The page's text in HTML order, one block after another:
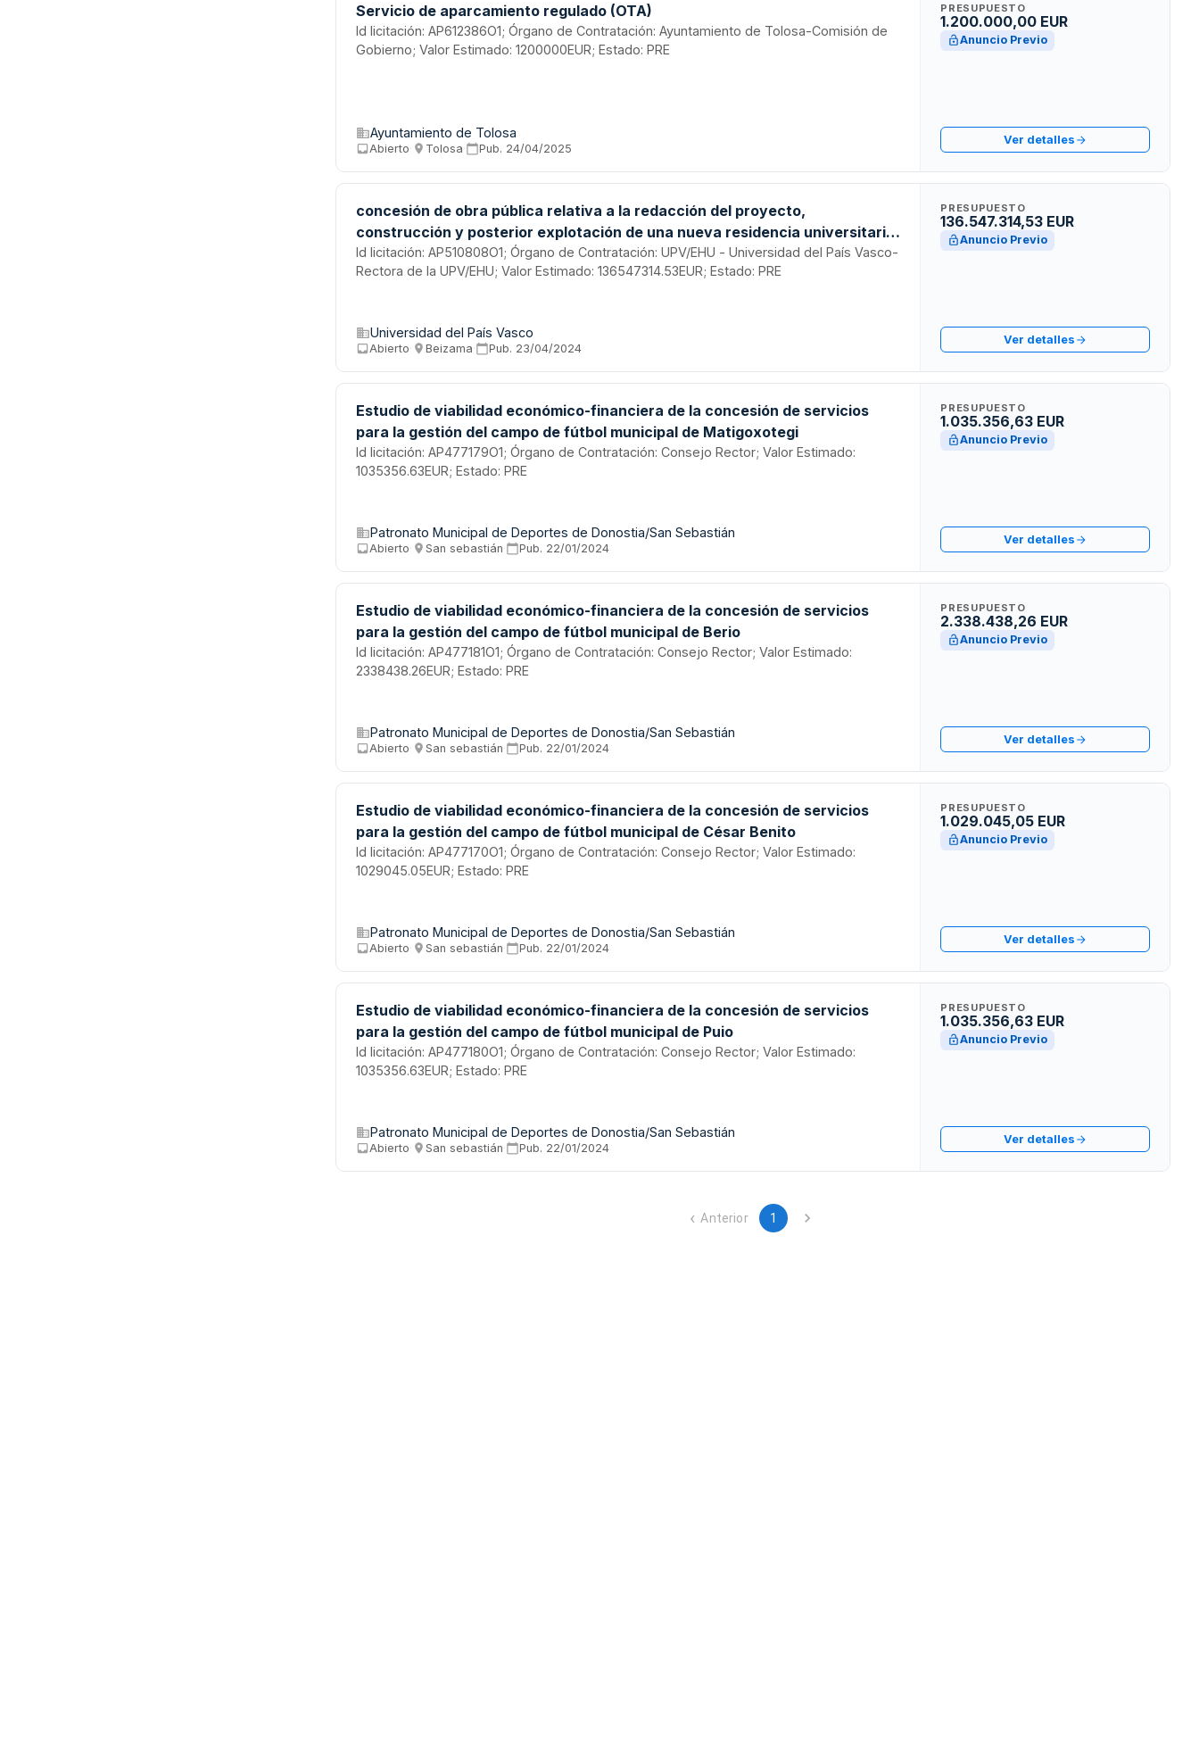
Servicio de aparcamiento regulado (OTA)
Id licitación: AP612386O1; Órgano de Contratación: Ayuntamiento de Tolosa-Comisión de
Gobierno; Valor Estimado: 1200000EUR; Estado: PRE
Ayuntamiento de Tolosa
Abierto· Tolosa· Pub. 24/04/2025
PRESUPUESTO
1.200.000,00 EUR
Anuncio Previo
Ver detalles
concesión de obra pública relativa a la redacción del proyecto,
construcción y posterior explotación de una nueva residencia universitaria
en el Campus de Gipuzkoa de la UPV/EHU.
Id licitación: AP510808O1; Órgano de Contratación: UPV/EHU - Universidad del País Vasco-
Rectora de la UPV/EHU; Valor Estimado: 136547314.53EUR; Estado: PRE
Universidad del País Vasco
Abierto· Beizama· Pub. 23/04/2024
PRESUPUESTO
136.547.314,53 EUR
Anuncio Previo
Ver detalles
Estudio de viabilidad económico-financiera de la concesión de servicios
para la gestión del campo de fútbol municipal de Matigoxotegi
Id licitación: AP477179O1; Órgano de Contratación: Consejo Rector; Valor Estimado:
1035356.63EUR; Estado: PRE
Patronato Municipal de Deportes de Donostia/San Sebastián
Abierto· San sebastián· Pub. 22/01/2024
PRESUPUESTO
1.035.356,63 EUR
Anuncio Previo
Ver detalles
Estudio de viabilidad económico-financiera de la concesión de servicios
para la gestión del campo de fútbol municipal de Berio
Id licitación: AP477181O1; Órgano de Contratación: Consejo Rector; Valor Estimado:
2338438.26EUR; Estado: PRE
Patronato Municipal de Deportes de Donostia/San Sebastián
Abierto· San sebastián· Pub. 22/01/2024
PRESUPUESTO
2.338.438,26 EUR
Anuncio Previo
Ver detalles
Estudio de viabilidad económico-financiera de la concesión de servicios
para la gestión del campo de fútbol municipal de César Benito
Id licitación: AP477170O1; Órgano de Contratación: Consejo Rector; Valor Estimado:
1029045.05EUR; Estado: PRE
Patronato Municipal de Deportes de Donostia/San Sebastián
Abierto· San sebastián· Pub. 22/01/2024
PRESUPUESTO
1.029.045,05 EUR
Anuncio Previo
Ver detalles
Estudio de viabilidad económico-financiera de la concesión de servicios
para la gestión del campo de fútbol municipal de Puio
Id licitación: AP477180O1; Órgano de Contratación: Consejo Rector; Valor Estimado:
1035356.63EUR; Estado: PRE
Patronato Municipal de Deportes de Donostia/San Sebastián
Abierto· San sebastián· Pub. 22/01/2024
PRESUPUESTO
1.035.356,63 EUR
Anuncio Previo
Ver detalles
Anterior 1